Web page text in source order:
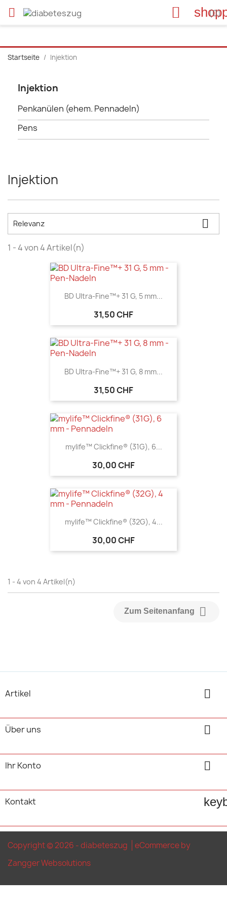
 (0)

Startseite Injektion
Injektion
Penkanülen (ehem. Pennadeln)
Pens
Injektion
Relevanz 
1 - 4 von 4 Artikel(n)
BD Ultra-Fine™+ 31 G, 5 mm...
31,50 CHF
BD Ultra-Fine™+ 31 G, 8 mm...
31,50 CHF
mylife™ Clickfine® (31G), 6...
30,00 CHF
mylife™ Clickfine® (32G), 4...
30,00 CHF
1 - 4 von 4 Artikel(n)
Zum Seitenanfang 
Artikel 
Über uns 
Ihr Konto 
Kontakt
Copyright © 2026 - diabeteszug
eCommerce by
Zangger Websolutions